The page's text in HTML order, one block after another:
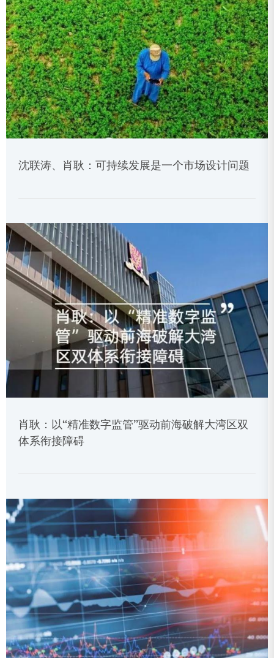
沈联涛、肖耿：可持续发展是一个市场设计问题
肖耿：以“精准数字监管”驱动前海破解大湾区双
体系衔接障碍